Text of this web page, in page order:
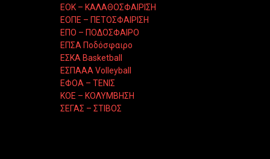
ΕΟΚ – ΚΑΛΑΘΟΣΦΑΙΡΙΣΗ
ΕΟΠΕ – ΠΕΤΟΣΦΑΙΡΙΣΗ
ΕΠΟ – ΠΟΔΟΣΦΑΙΡΟ
ΕΠΣΑ Ποδόσφαιρο
ΕΣΚΑ Basketball
ΕΣΠΑΑΑ Volleyball
ΕΦΟΑ – ΤΕΝΙΣ
ΚΟΕ – ΚΟΛΥΜΒΗΣΗ
ΣΕΓΑΣ – ΣΤΙΒΟΣ